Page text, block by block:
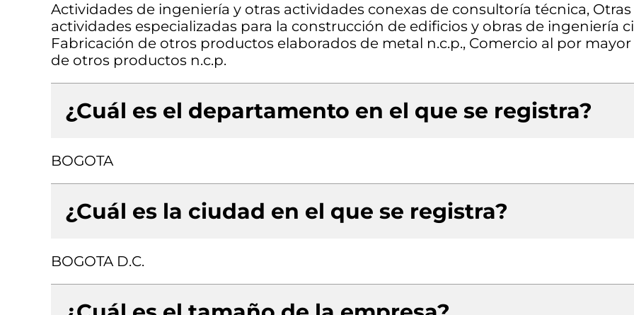
Actividades de ingeniería y otras actividades conexas de consultoría técnica, Otras
actividades especializadas para la construcción de edificios y obras de ingeniería
Fabricación de otros productos elaborados de metal n.c.p., Comercio al por mayor
de otros productos n.c.p.
¿Cuál es el departamento en el que se registra?
BOGOTA
¿Cuál es la ciudad en el que se registra?
BOGOTA D.C.